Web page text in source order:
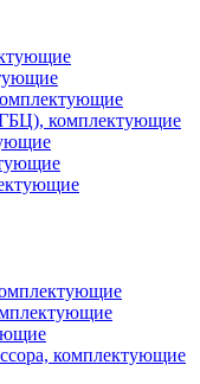
комплектующие
комплектующие